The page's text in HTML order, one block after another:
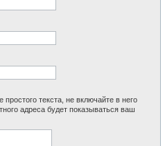
текста, не включайте в него
адреса будет показываться ваш